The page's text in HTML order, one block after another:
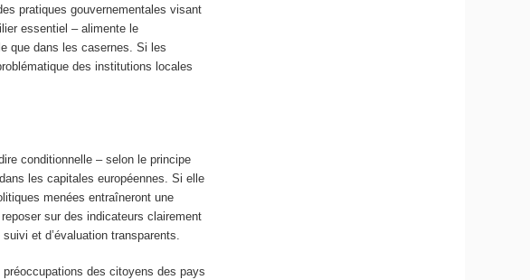
pratiques gouvernementales visant
essentiel – alimente le
que dans les casernes. Si les
des institutions locales
conditionnelle – selon le principe
les capitales européennes. Si elle
menées entraîneront une
sur des indicateurs clairement
et d’évaluation transparents.
des citoyens des pays